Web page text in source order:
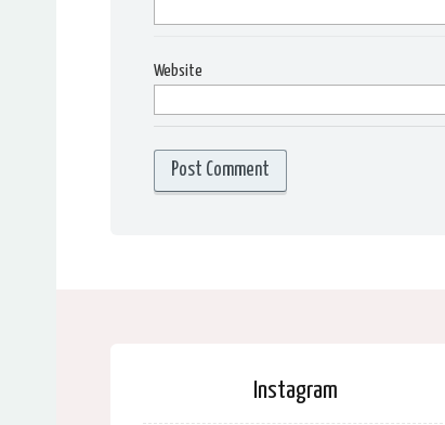
Website
Instagram